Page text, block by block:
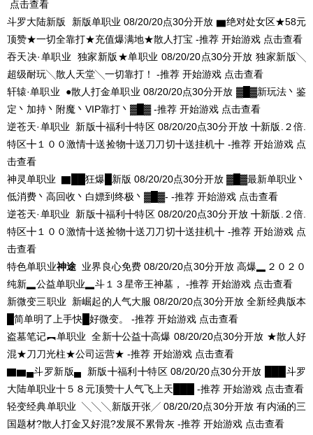
点击查看
斗罗大陆新版
新版单职业 08/20/20点30分开放 ▆绝对处女区★58元
顶赞★一切全靠打★充值爆满地★散人打宝 -推荐 开始游戏 点击查看
吞天决·单职业
独家新版★单职业 08/20/20点30分开放 独家新版╲
超级耐玩╲散人天堂╲一切靠打！ -推荐 开始游戏 点击查看
轩辕·单职业
●散人打金单职业 08/20/20点30分开放 ▓█▓新玩法丶鉴
定丶加持丶附魔丶VIP靠打丶▓█▓ -推荐 开始游戏 点击查看
逆苍天·单职业
新版╋福利╋特区 08/20/20点30分开放 ╋新版.２倍.
特区╋１００激情╋送捡物╋送刀刀切╋送挂机╋ -推荐 开始游戏 点
击查看
神灵单职业 ▇██狂爆█新版 08/20/20点30分开放 ▓█▓最新单职业丶
低消费丶高回收丶白嫖到终极丶▓█▓- -推荐 开始游戏 点击查看
逆苍天·单职业
新版╋福利╋特区 08/20/20点30分开放 ╋新版.２倍.
特区╋１００激情╋送捡物╋送刀刀切╋送挂机╋ -推荐 开始游戏 点
击查看
特色单职业神途 业界良心免费 08/20/20点30分开放 高爆▂２０２０
纯新▂公益单职业▂斗１３星帝王神墓， -推荐 开始游戏 点击查看
新微变三职业
新崛起的人气大服 08/20/20点30分开放 全新经典版本
█简单明了上手快█好微变。 -推荐 开始游戏 点击查看
盗墓笔记︻单职业 全新╋公益╋高爆 08/20/20点30分开放 ★散人好
混★刀刀光柱★公司运营★ -推荐 开始游戏 点击查看
▇▆▄斗罗新版▄
新版╋福利╋特区 08/20/20点30分开放
███斗罗
大陆单职业十５８元顶赞十人气飞上天███ -推荐 开始游戏 点击查看
轻变经典单职业 ╲╲╲新版开张╱ 08/20/20点30分开放 有内涵的三
国题材?散人打金又好混?发展不累骨灰 -推荐 开始游戏 点击查看